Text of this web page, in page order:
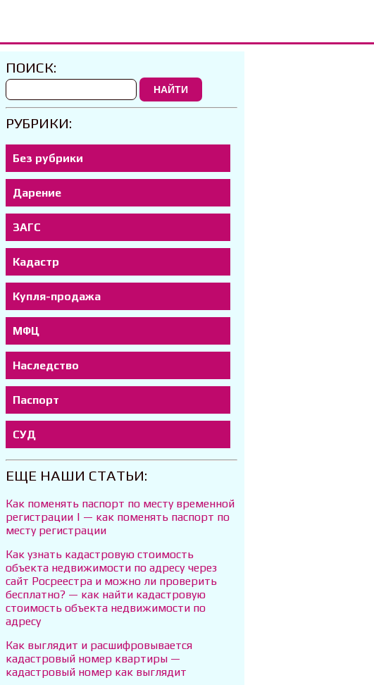
ПОИСК:
НАЙТИ
РУБРИКИ:
Без рубрики
Дарение
ЗАГС
Кадастр
Купля-продажа
МФЦ
Наследство
Паспорт
СУД
ЕЩЕ НАШИ СТАТЬИ:
Как поменять паспорт по месту временной
регистрации | — как поменять паспорт по
месту регистрации
Как узнать кадастровую стоимость
объекта недвижимости по адресу через
сайт Росреестра и можно ли проверить
бесплатно? — как найти кадастровую
стоимость объекта недвижимости по
адресу
Как выглядит и расшифровывается
кадастровый номер квартиры —
кадастровый номер как выглядит